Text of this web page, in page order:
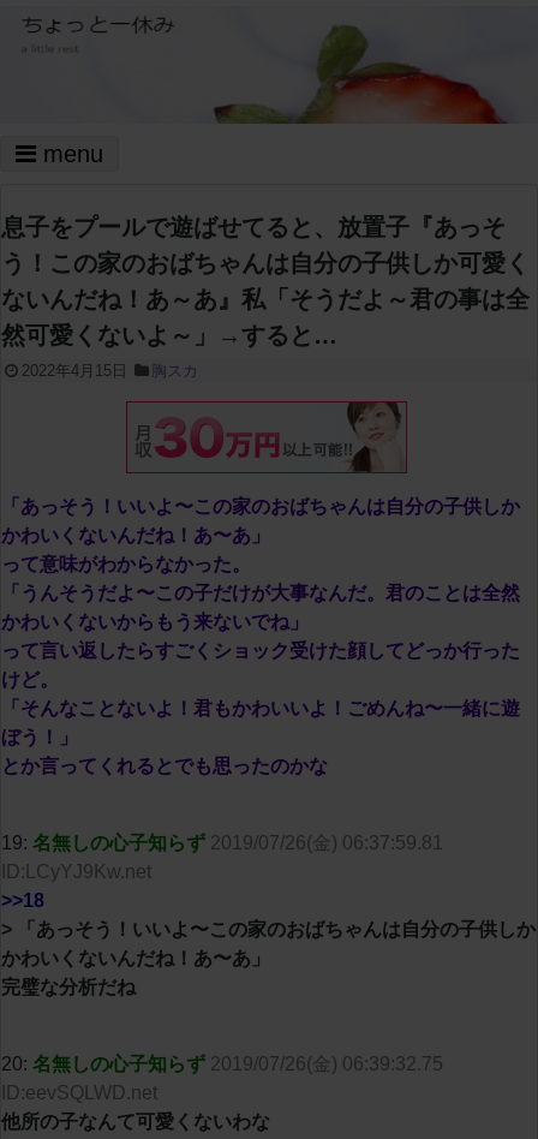
menu
息子をプールで遊ばせてると、放置子『あっそ
う！この家のおばちゃんは自分の子供しか可愛く
ないんだね！あ～あ』私「そうだよ～君の事は全
然可愛くないよ～」→すると…
2022年4月15日 胸スカ
「あっそう！いいよ〜この家のおばちゃんは自分の子供しか
かわいくないんだね！あ〜あ」
って意味がわからなかった。
「うんそうだよ〜この子だけが大事なんだ。君のことは全然
かわいくないからもう来ないでね」
って言い返したらすごくショック受けた顔してどっか行った
けど。
「そんなことないよ！君もかわいいよ！ごめんね〜一緒に遊
ぼう！」
とか言ってくれるとでも思ったのかな
19: 名無しの心子知らず 2019/07/26(金) 06:37:59.81
ID:LCyYJ9Kw.net
>>18
> 「あっそう！いいよ〜この家のおばちゃんは自分の子供しか
かわいくないんだね！あ〜あ」
完璧な分析だね
20: 名無しの心子知らず 2019/07/26(金) 06:39:32.75
ID:eevSQLWD.net
他所の子なんて可愛くないわな